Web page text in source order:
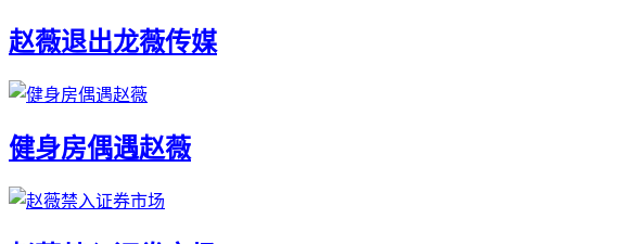
赵薇退出龙薇传媒
健身房偶遇赵薇